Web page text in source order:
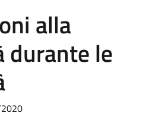
alla
durante le